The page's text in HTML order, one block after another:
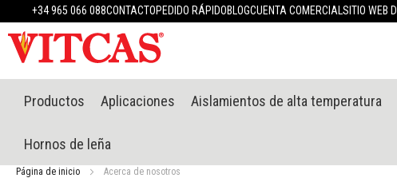
+34 965 066 088CONTACTOPEDIDO RÁPIDOBLOGCUENTA COMERCIALSITIO WEB
Productos
Materiales
refractarios
Masillas
Sistema
resistente
calor
Productos Aplicaciones Aislamientos de alta temperatura
Hornos de leña
Página de inicio Acerca de nosotros